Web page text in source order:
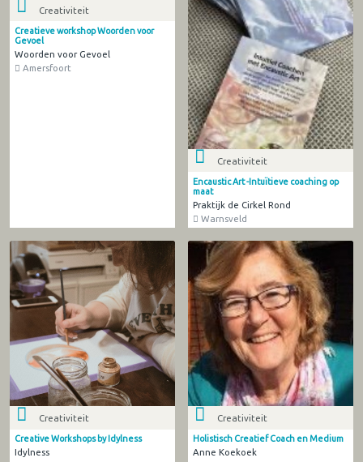
Creativiteit
Creatieve workshop Woorden voor
Gevoel
Woorden voor Gevoel
Amersfoort
Creativiteit
Encaustic Art -Intuïtieve coaching op
maat
Praktijk de Cirkel Rond
Warnsveld
Creativiteit
Creative Workshops by Idylness
Idylness
Creativiteit
Holistisch Creatief Coach en Medium
Anne Koekoek